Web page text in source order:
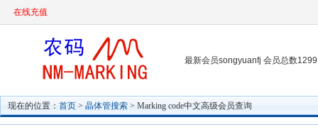
在线充值
最新会员songyuanfj 会员总数1299
现在的位置： 首页 > 晶体管搜索 > Marking code中文高级会员查询